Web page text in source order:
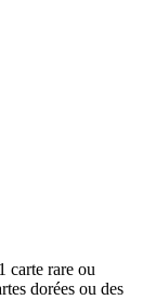
carte rare ou
dorées ou des